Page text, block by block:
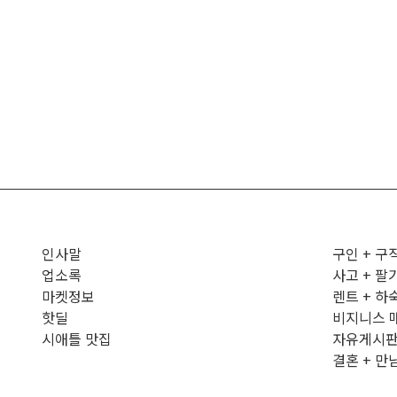
인사말
업소록
마켓정보
핫딜
시애틀 맛집
구인 + 구
사고 + 팔
렌트 + 하
비지니스
자유게시
결혼 + 만